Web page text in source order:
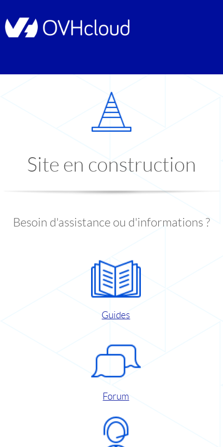
Site en construction
Besoin d'assistance ou d'informations ?
Guides
Forum